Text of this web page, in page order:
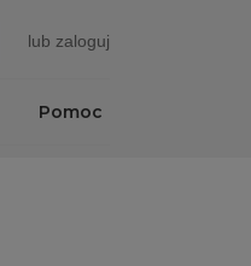
lub zaloguj
Pomoc